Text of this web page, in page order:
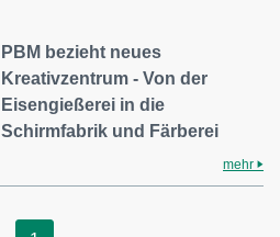
PBM bezieht neues
Kreativzentrum - Von der
Eisengießerei in die
Schirmfabrik und Färberei
mehr